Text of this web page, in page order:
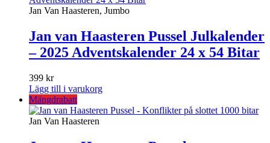
Jan Van Haasteren, Jumbo
Jan van Haasteren Pussel Julkalender
– 2025 Adventskalender 24 x 54 Bitar
399 kr
Lägg till i varukorg
Mängdrabatt
Jan Van Haasteren